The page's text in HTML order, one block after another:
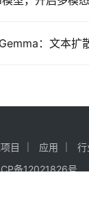
目 应用
备12021826号